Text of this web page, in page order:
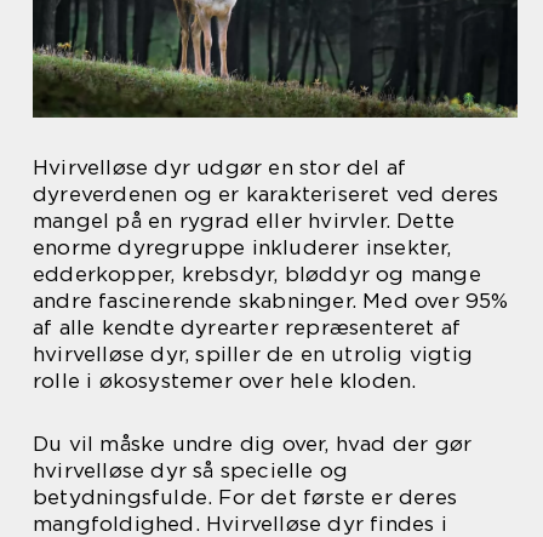
Hvirvelløse dyr udgør en stor del af
dyreverdenen og er karakteriseret ved deres
mangel på en rygrad eller hvirvler. Dette
enorme dyregruppe inkluderer insekter,
edderkopper, krebsdyr, bløddyr og mange
andre fascinerende skabninger. Med over 95%
af alle kendte dyrearter repræsenteret af
hvirvelløse dyr, spiller de en utrolig vigtig
rolle i økosystemer over hele kloden.
Du vil måske undre dig over, hvad der gør
hvirvelløse dyr så specielle og
betydningsfulde. For det første er deres
mangfoldighed. Hvirvelløse dyr findes i